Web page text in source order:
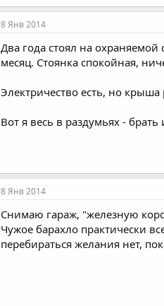
8 Янв 2014
Два года стоял на
месяц. Стоянка спокойная,
Электричество есть, но крыша
Вот я весь в раздумьях - брать
8 Янв 2014
Снимаю гараж, "железную
Чужое барахло практически
перебираться желания нет,